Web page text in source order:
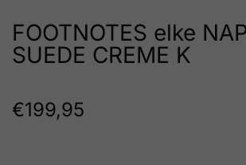
FOOTNOTES elke
SUEDE CREME K
€199,95